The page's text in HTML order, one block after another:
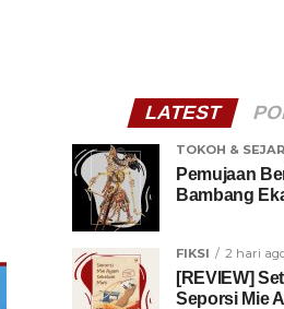
LATEST
TOKOH &
Pemujaan
Bambang
FIKSI 2 hari
[REVIEW]
Seporsi Mie